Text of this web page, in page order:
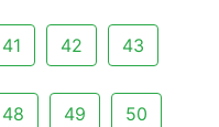
41 42 43
48 49 50